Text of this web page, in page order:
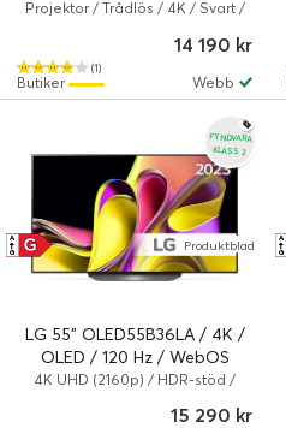
Projektor / Trådlös / 4K / Svart /
(1)
14 190 kr
Webb
Butiker
FYNDVARA
KLASS 2
LG 55" OLED55B36LA / 4K /
OLED / 120 Hz / WebOS
(Fyndvara klass 2)
4K UHD (2160p) / HDR-stöd /
G
A
↑
G Produktblad
15 290 kr
A
↑
G